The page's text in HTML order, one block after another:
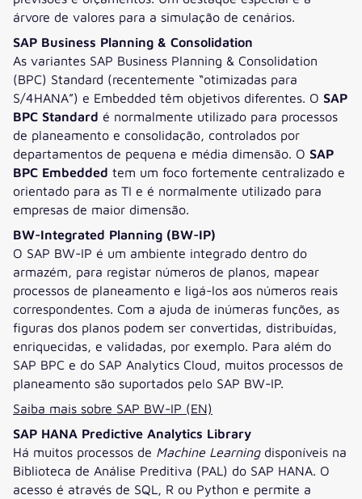
árvore de valores para a simulação de cenários.
SAP Business Planning & Consolidation
As variantes SAP Business Planning & Consolidation
(BPC) Standard (recentemente “otimizadas para
S/4HANA”) e Embedded têm objetivos diferentes. O SAP
BPC Standard é normalmente utilizado para processos
de planeamento e consolidação, controlados por
departamentos de pequena e média dimensão. O SAP
BPC Embedded tem um foco fortemente centralizado e
orientado para as TI e é normalmente utilizado para
empresas de maior dimensão.
BW-Integrated Planning (BW-IP)
O SAP BW-IP é um ambiente integrado dentro do
armazém, para registar números de planos, mapear
processos de planeamento e ligá-los aos números reais
correspondentes. Com a ajuda de inúmeras funções, as
figuras dos planos podem ser convertidas, distribuídas,
enriquecidas, e validadas, por exemplo. Para além do
SAP BPC e do SAP Analytics Cloud, muitos processos de
planeamento são suportados pelo SAP BW-IP.
Saiba mais sobre SAP BW-IP (EN)
SAP HANA Predictive Analytics Library
Há muitos processos de Machine Learningdisponíveis na
Biblioteca de Análise Preditiva (PAL) do SAP HANA. O
acesso é através de SQL, R ou Python e permite a